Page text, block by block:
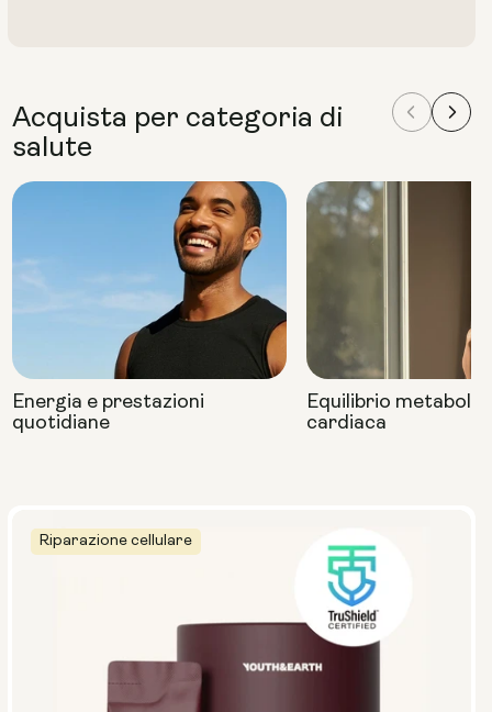
Riparazione cellulare
Acquista per categoria di
salute
Energia e prestazioni
quotidiane
Equilibrio
cardiaca